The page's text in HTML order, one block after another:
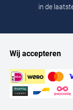
in de
Wij accepteren